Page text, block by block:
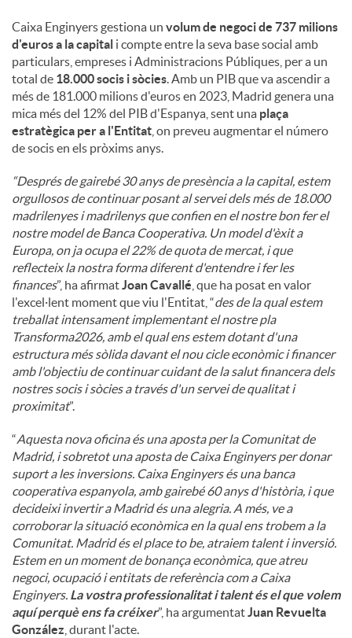
Caixa Enginyers gestiona un volum de negoci de 737 milions
d'euros a la capital i compte entre la seva base social amb
particulars, empreses i Administracions Públiques, per a un
total de 18.000 socis i sòcies. Amb un PIB que va ascendir a
més de 181.000 milions d'euros en 2023, Madrid genera una
mica més del 12% del PIB d'Espanya, sent una plaça
estratègica per a l'Entitat , on preveu augmentar el número
de socis en els pròxims anys.
“Després de gairebé 30 anys de presència a la capital, estem
orgullosos de continuar posant al servei dels més de 18.000
madrilenyes i madrilenys que confien en el nostre bon fer el
nostre model de Banca Cooperativa. Un model d'èxit a
Europa, on ja ocupa el 22% de quota de mercat, i que
reflecteix la nostra forma diferent d'entendre i fer les
finances”, ha afirmatJoan Cavallé , que ha posat en valor
l'excel·lent moment que viu l'Entitat, “des de la qual estem
treballat intensament implementant el nostre pla
Transforma2026, amb el qual ens estem dotant d'una
estructura més sòlida davant el nou cicle econòmic i financer
amb l'objectiu de continuar cuidant de la salut financera dels
nostres socis i sòcies a través d'un servei de qualitat i
proximitat”.
“Aquesta nova oficina és una aposta per la Comunitat de
Madrid, i sobretot una aposta de Caixa Enginyers per donar
suport a les inversions. Caixa Enginyers és una banca
cooperativa espanyola, amb gairebé 60 anys d'història, i que
decideixi invertir a Madrid és una alegria. A més, ve a
corroborar la situació econòmica en la qual ens trobem a la
Comunitat. Madrid és el place to be, atraiem talent i inversió.
Estem en un moment de bonança econòmica, que atreu
negoci, ocupació i entitats de referència com a Caixa
Enginyers. La vostra professionalitat i talent és el que volem
aquí perquè ens fa créixer”, ha argumentatJuan Revuelta
González , durant l'acte.